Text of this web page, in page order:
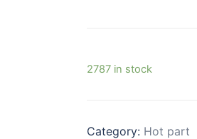
2787 in stock
Category: Hot part